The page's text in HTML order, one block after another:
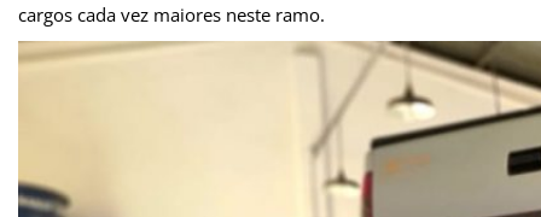
cargos cada vez maiores neste ramo.